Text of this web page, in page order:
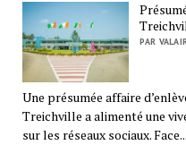
PAR
Une présumée affaire
Treichville a alimenté une
sur les réseaux sociaux. Face...